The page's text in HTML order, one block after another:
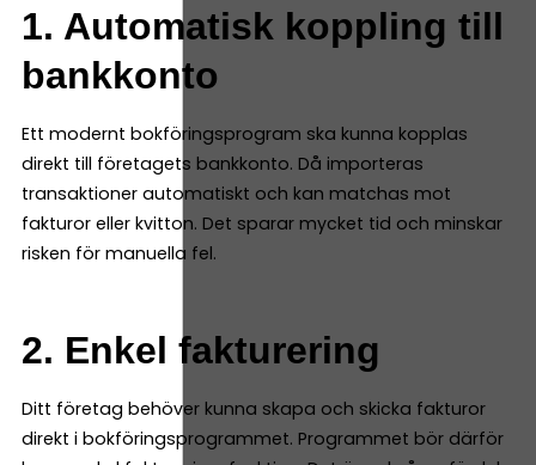
1. Automatisk koppling till
bankkonto
Ett modernt bokföringsprogram ska kunna kopplas
direkt till företagets bankkonto. Då importeras
transaktioner automatiskt och kan matchas mot
fakturor eller kvitton. Det sparar mycket tid och minskar
risken för manuella fel.
2. Enkel fakturering
Ditt företag behöver kunna skapa och skicka fakturor
direkt i bokföringsprogrammet. Programmet bör därför